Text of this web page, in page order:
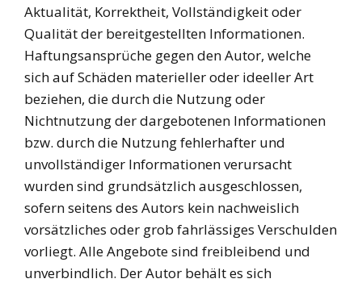
Aktualität, Korrektheit, Vollständigkeit oder
Qualität der bereitgestellten Informationen.
Haftungsansprüche gegen den Autor, welche
sich auf Schäden materieller oder ideeller Art
beziehen, die durch die Nutzung oder
Nichtnutzung der dargebotenen Informationen
bzw. durch die Nutzung fehlerhafter und
unvollständiger Informationen verursacht
wurden sind grundsätzlich ausgeschlossen,
sofern seitens des Autors kein nachweislich
vorsätzliches oder grob fahrlässiges Verschulden
vorliegt. Alle Angebote sind freibleibend und
unverbindlich. Der Autor behält es sich